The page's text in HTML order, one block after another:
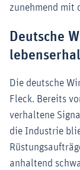
zunehmend mit
Deutsche
Die deutsche
Fleck. Bereits
verhaltene
die Industrie
anhaltend